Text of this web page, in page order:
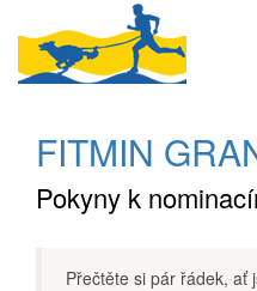
FITMIN
Pokyny k
Přečtěte si pár řádek, ať